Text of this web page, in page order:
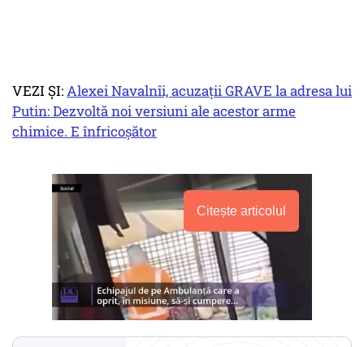
VEZI ȘI:Alexei Navalnîi, acuzații GRAVE la adresa lui
Putin: Dezvoltă noi versiuni ale acestor arme
chimice. E înfricoșător
Citește articolul